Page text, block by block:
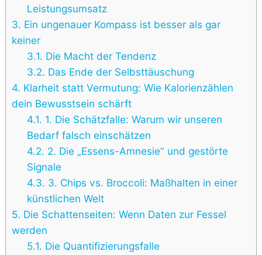
Leistungsumsatz
3. Ein ungenauer Kompass ist besser als gar
keiner
3.1. Die Macht der Tendenz
3.2. Das Ende der Selbsttäuschung
4. Klarheit statt Vermutung: Wie Kalorienzählen
dein Bewusstsein schärft
4.1. 1. Die Schätzfalle: Warum wir unseren
Bedarf falsch einschätzen
4.2. 2. Die „Essens-Amnesie“ und gestörte
Signale
4.3. 3. Chips vs. Broccoli: Maßhalten in einer
künstlichen Welt
5. Die Schattenseiten: Wenn Daten zur Fessel
werden
5.1. Die Quantifizierungsfalle